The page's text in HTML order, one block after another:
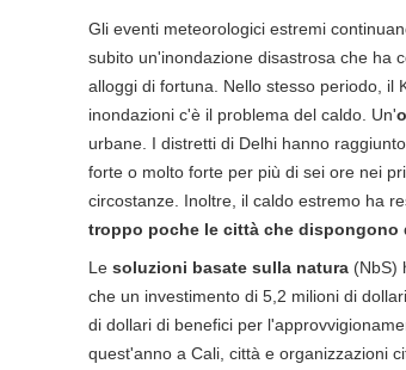
Gli eventi meteorologici estremi
subito un'inondazione disastrosa che ha
alloggi di fortuna. Nello stesso periodo, il
inondazioni c'è il problema del caldo. Un'
urbane. I distretti di Delhi hanno
forte o molto forte per più di sei ore nei
circostanze. Inoltre, il caldo estremo ha
troppo poche le città che dispongono
Le soluzioni basate sulla natura (NbS)
che un investimento di 5,2 milioni di
di dollari di benefici per
quest'anno a Cali, città e organizzazioni